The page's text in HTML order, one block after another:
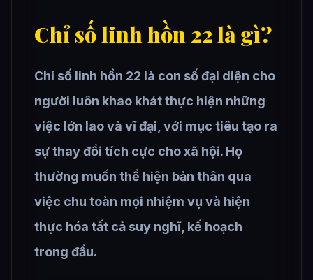
Chỉ số linh hồn 22 là gì?
Chỉ số linh hồn 22 là con số đại diện cho
người luôn khao khát thực hiện những
việc lớn lao và vĩ đại, với mục tiêu tạo ra
sự thay đổi tích cực cho xã hội. Họ
thường muốn thể hiện bản thân qua
việc chu toàn mọi nhiệm vụ và hiện
thực hóa tất cả suy nghĩ, kế hoạch
trong đầu.